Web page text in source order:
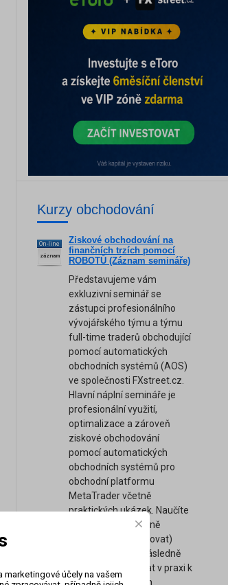
Kurzy obchodování
On-line
záznam
Ziskové obchodování na
finančních trzích pomocí
ROBOTŮ (Záznam semináře)
Představujeme vám
exkluzivní seminář se
zástupci profesionálního
vývojářského týmu a týmu
full-time traderů obchodující
pomocí automatických
obchodních systémů (AOS)
ve společnosti FXstreet.cz.
Hlavní náplní semináře je
profesionální využití,
optimalizace a zároveň
ziskové obchodování
pomocí automatických
obchodních systémů pro
obchodní platformu
MetaTrader včetně
praktických ukázek. Naučíte
se mimo jiné správně
ověřovat (backtestovat)
ziskovost AOS a následně
AOS reálně využívat v praxi k
dosažení ziskových
účely na vašem